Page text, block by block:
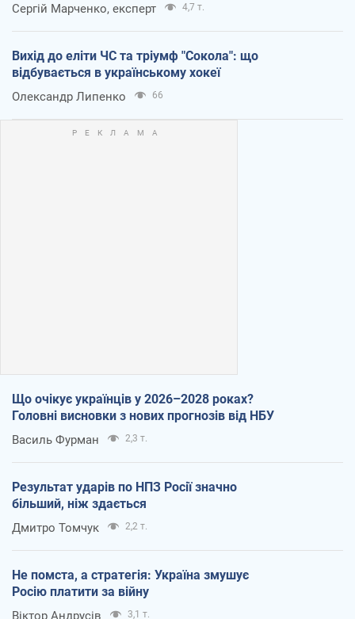
Сергій Марченко, експерт 4,7 т.
Вихід до еліти ЧС та тріумф "Сокола": що
відбувається в українському хокеї
Олександр Липенко 66
Що очікує українців у 2026–2028 роках?
Головні висновки з нових прогнозів від НБУ
Василь Фурман 2,3 т.
Результат ударів по НПЗ Росії значно
більший, ніж здається
Дмитро Томчук 2,2 т.
Не помста, а стратегія: Україна змушує
Росію платити за війну
Віктор Андрусів 3,1 т.